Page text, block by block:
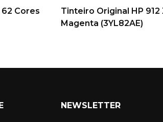
Cores
Tinteiro Original HP 912
Magenta (3YL82AE)
NEWSLETTER